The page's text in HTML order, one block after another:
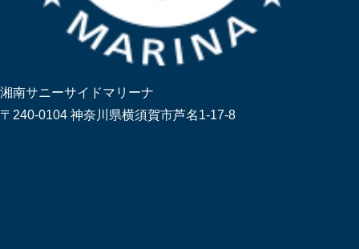
湘南サニーサイドマリーナ
〒240-0104 神奈川県横須賀市芦名1-17-8